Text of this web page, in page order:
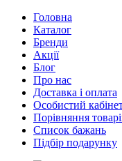
Головна
Каталог
Бренди
Акції
Блог
Про нас
Доставка і оплата
Особистий
Порівняння
Список бажань
Підбір подарунку